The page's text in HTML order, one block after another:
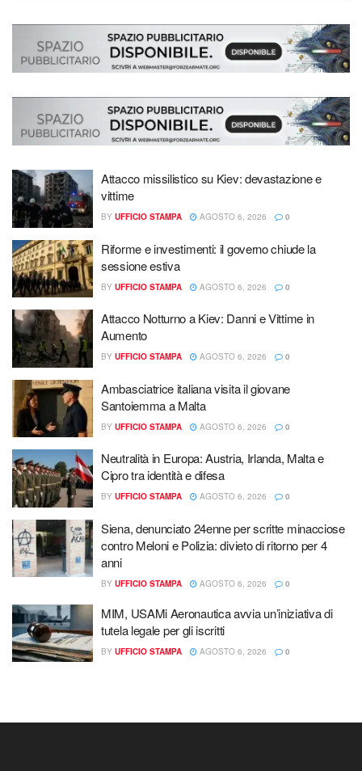
Attacco missilistico su Kiev: devastazione e
vittime
BY UFFICIO STAMPA AGOSTO 6, 2026 0
Riforme e investimenti: il governo chiude la
sessione estiva
BY UFFICIO STAMPA AGOSTO 6, 2026 0
Attacco Notturno a Kiev: Danni e Vittime in
Aumento
BY UFFICIO STAMPA AGOSTO 6, 2026 0
Ambasciatrice italiana visita il giovane
Santoiemma a Malta
BY UFFICIO STAMPA AGOSTO 6, 2026 0
Neutralità in Europa: Austria, Irlanda, Malta e
Cipro tra identità e difesa
BY UFFICIO STAMPA AGOSTO 6, 2026 0
Siena, denunciato 24enne per scritte minacciose
contro Meloni e Polizia: divieto di ritorno per 4
anni
BY UFFICIO STAMPA AGOSTO 6, 2026 0
MIM, USAMi Aeronautica avvia un’iniziativa di
tutela legale per gli iscritti
BY UFFICIO STAMPA AGOSTO 6, 2026 0